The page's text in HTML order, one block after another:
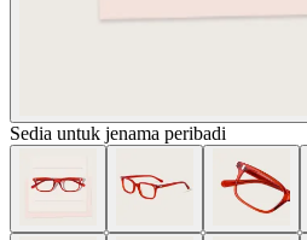
Sedia untuk jenama peribadi